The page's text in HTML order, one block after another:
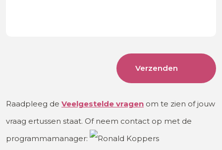
Raadpleeg de Veelgestelde vragen om te zien of jouw
vraag ertussen staat. Of neem contact op met de
programmamanager: